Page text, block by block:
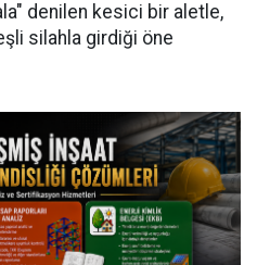
denilen kesici bir aletle,
silahla girdiği öne